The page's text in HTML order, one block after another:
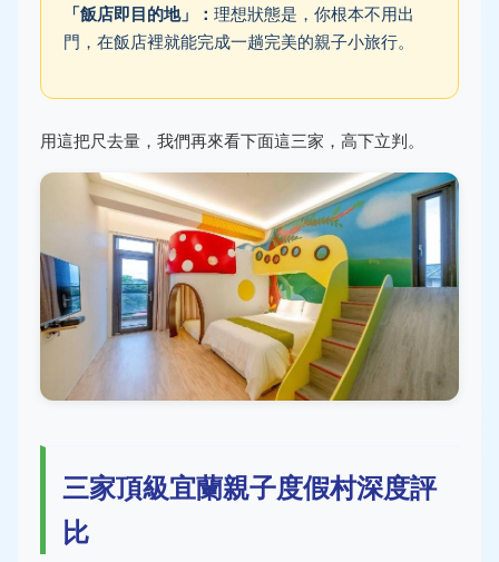
「飯店即目的地」： 理想狀態是，你根本不用出
門，在飯店裡就能完成一趟完美的親子小旅行。
用這把尺去量，我們再來看下面這三家，高下立判。
三家頂級宜蘭親子度假村深度評
比